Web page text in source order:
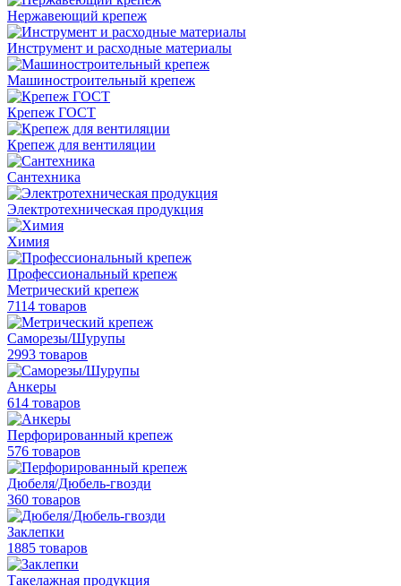
Нержавеющий крепеж
Инструмент и расходные материалы
Машиностроительный крепеж
Крепеж ГОСТ
Крепеж для вентиляции
Сантехника
Электротехническая продукция
Химия
Профессиональный крепеж
Метрический крепеж
7114 товаров
Саморезы/Шурупы
2993 товаров
Анкеры
614 товаров
Перфорированный крепеж
576 товаров
Дюбеля/Дюбель-гвозди
360 товаров
Заклепки
1885 товаров
Такелажная продукция